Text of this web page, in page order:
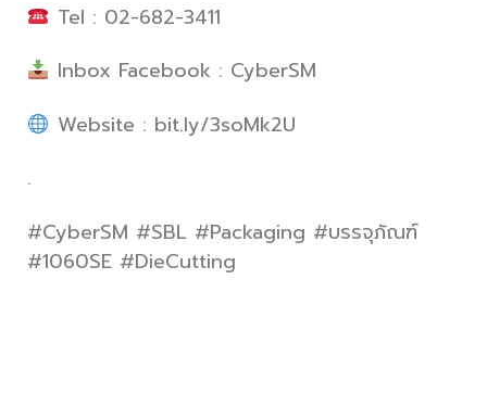
Tel : 02-682-3411
Inbox Facebook : CyberSM
Website : bit.ly/3soMk2U
.
#CyberSM #SBL #Packaging #บรรจุภัณฑ์
#1060SE #DieCutting